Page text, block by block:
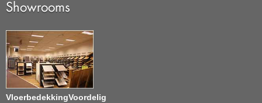
Showrooms
VloerbedekkingVoordelig